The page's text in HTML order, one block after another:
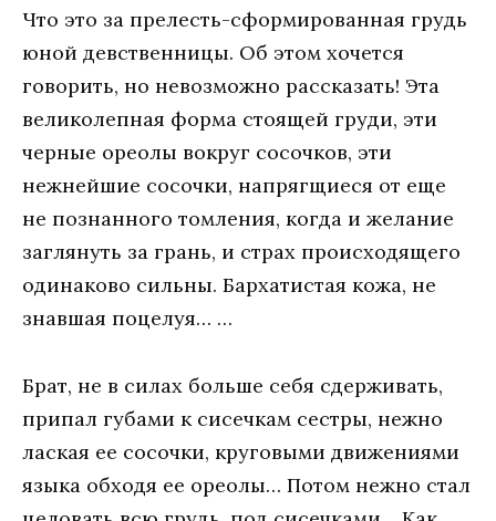
Что это за прелесть-сформированная грудь
юной девственницы. Об этом хочется
говорить, но невозможно рассказать! Эта
великолепная форма стоящей груди, эти
черные ореолы вокруг сосочков, эти
нежнейшие сосочки, напрягщиеся от еще
не познанного томления, когда и желание
заглянуть за грань, и страх происходящего
одинаково сильны. Бархатистая кожа, не
знавшая поцелуя… …
Брат, не в силах больше себя сдерживать,
припал губами к сисечкам сестры, нежно
лаская ее сосочки, круговыми движениями
языка обходя ее ореолы… Потом нежно стал